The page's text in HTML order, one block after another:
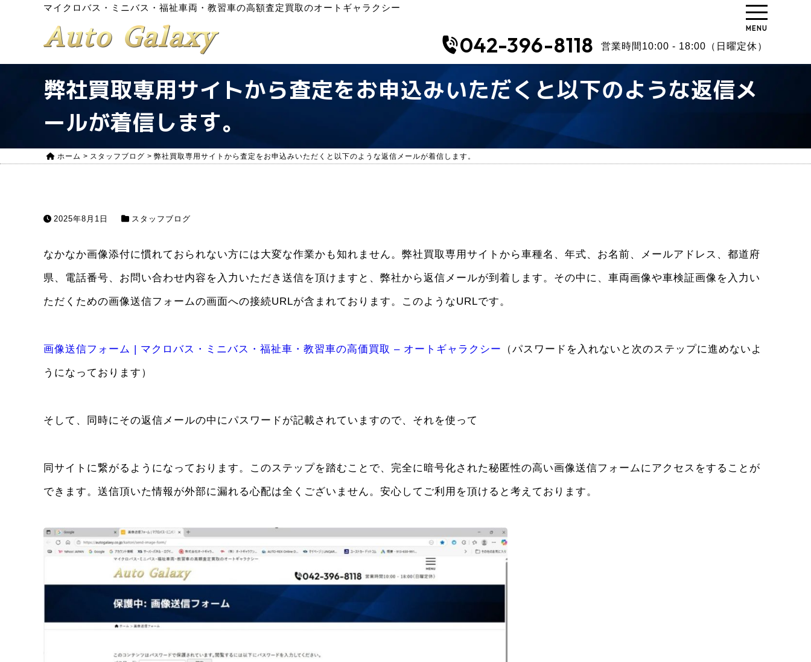
マイクロバス・ミニバス・福祉車両・教習車の高額査定買取のオートギャラクシー
MENU
Auto Galaxy 042-396-8118 営業時間10:00 - 18:00（日曜定休）
弊社買取専用サイトから査定をお申込みいただくと以下のような返信メ
ールが着信します。
ホーム > スタッフブログ > 弊社買取専用サイトから査定をお申込みいただくと以下のような返信メールが着信します。
2025年8月1日 スタッフブログ
なかなか画像添付に慣れておられない方には大変な作業かも知れません。弊社買取専用サイトから車種名、年式、お名前、メールアドレス、都道府
県、電話番号、お問い合わせ内容を入力いただき送信を頂けますと、弊社から返信メールが到着します。その中に、車両画像や車検証画像を入力い
ただくための画像送信フォームの画面への接続URLが含まれております。このようなURLです。
画像送信フォーム | マクロバス・ミニバス・福祉車・教習車の高価買取 – オートギャラクシー （パスワードを入れないと次のステップに進めないよ
うになっております）
そして、同時にその返信メールの中にパスワードが記載されていますので、それを使って
同サイトに繋がるようになっております。このステップを踏むことで、完全に暗号化された秘匿性の高い画像送信フォームにアクセスをすることが
できます。送信頂いた情報が外部に漏れる心配は全くございません。安心してご利用を頂けると考えております。